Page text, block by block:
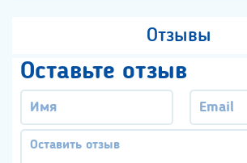
Отзывы
Оставьте отзыв